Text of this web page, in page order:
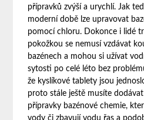
přípravků zvýší a urychlí. Jak
moderní době lze upravovat
pomocí chloru. Dokonce i lidé
pokožkou se nemusí vzdávat
bazénech a mohou si užívat
sytosti po celé léto bez
že kyslíkové tablety jsou
proto stále ještě musíte
přípravky bazénové chemie,